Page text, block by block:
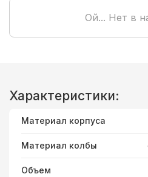
Ой... Нет в
Характеристики:
Материал корпуса
Материал колбы
Объем